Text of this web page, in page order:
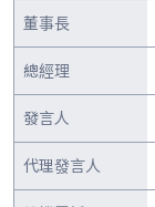
董事長
總經理
發言人
代理發言人